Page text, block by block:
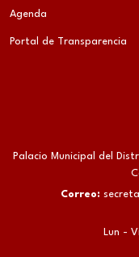
Agenda
Portal de Transparencia
Palacio Municipal del
Correo:
Lun -